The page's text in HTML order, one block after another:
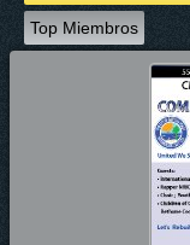
Top Miembros